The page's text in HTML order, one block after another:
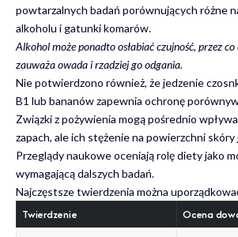
powtarzalnych badań porównujących różne
alkoholu i gatunki komarów.
Alkohol może ponadto osłabiać czujność, przez co
zauważa owada i rzadziej go odgania.
Nie potwierdzono również, że jedzenie
B1 lub bananów zapewnia ochronę
Związki z pożywienia mogą pośrednio
zapach, ale ich stężenie na powierzchni
Przeglądy naukowe oceniają rolę diety jako
wymagającą dalszych badań.
Najczęstsze twierdzenia można
Twierdzenie Ocena